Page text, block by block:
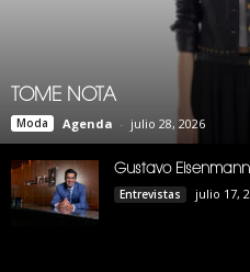
TOME NOTA
Moda Agenda - julio 28, 2026
Gustavo
Entrevistas julio 17,